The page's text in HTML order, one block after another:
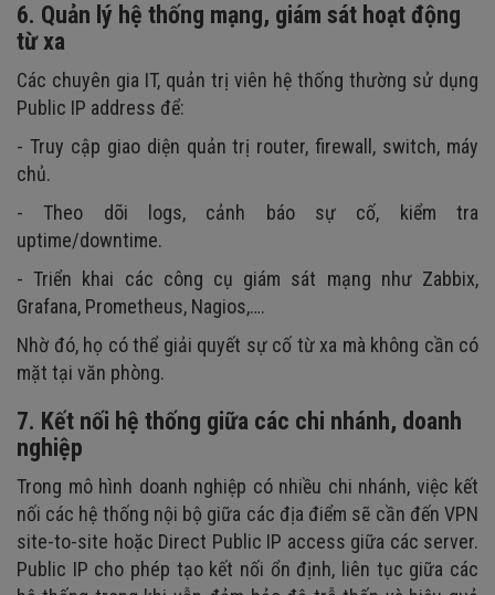
6. Quản lý hệ thống mạng, giám sát hoạt động
từ xa
Các chuyên gia IT, quản trị viên hệ thống thường sử dụng
Public IP address để:
- Truy cập giao diện quản trị router, firewall, switch, máy
chủ.
- Theo dõi logs, cảnh báo sự cố, kiểm tra
uptime/downtime.
- Triển khai các công cụ giám sát mạng như Zabbix,
Grafana, Prometheus, Nagios,….
Nhờ đó, họ có thể giải quyết sự cố từ xa mà không cần có
mặt tại văn phòng.
7. Kết nối hệ thống giữa các chi nhánh, doanh
nghiệp
Trong mô hình doanh nghiệp có nhiều chi nhánh, việc kết
nối các hệ thống nội bộ giữa các địa điểm sẽ cần đến VPN
site-to-site hoặc Direct Public IP access giữa các server.
Public IP cho phép tạo kết nối ổn định, liên tục giữa các